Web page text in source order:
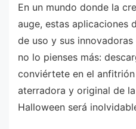
En un mundo donde la
auge, estas aplicaciones
de uso y sus
no lo pienses más:
conviértete en el
aterradora y original de
Halloween será